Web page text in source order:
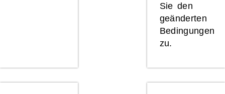
Sie den
geänderten
Bedingungen
zu.